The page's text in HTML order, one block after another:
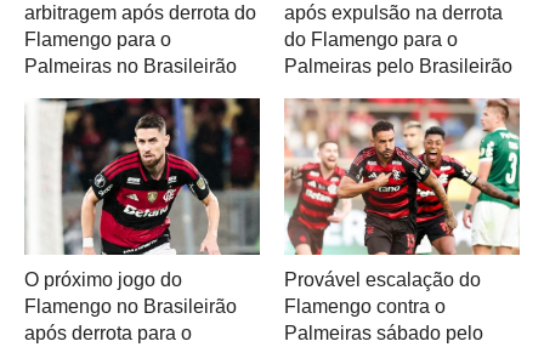
arbitragem após derrota do
Flamengo para o
Palmeiras no Brasileirão
após expulsão na derrota
do Flamengo para o
Palmeiras pelo Brasileirão
O próximo jogo do
Flamengo no Brasileirão
após derrota para o
Provável escalação do
Flamengo contra o
Palmeiras sábado pelo